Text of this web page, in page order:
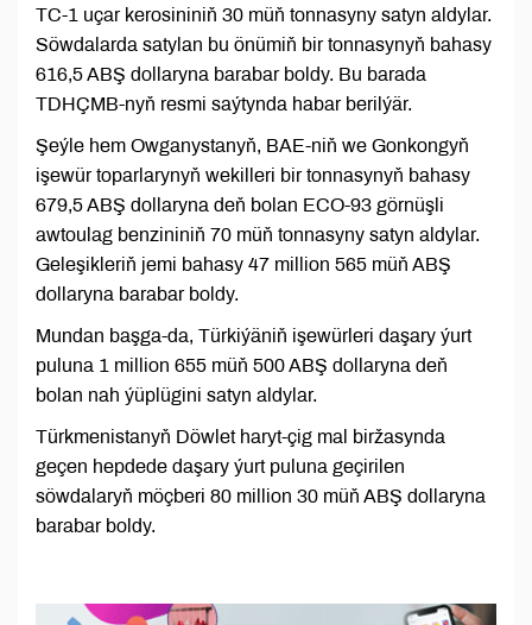
TC-1 uçar kerosininiň 30 müň tonnasyny satyn aldylar.
Söwdalarda satylan bu önümiň bir tonnasynyň bahasy
616,5 ABŞ dollaryna barabar boldy. Bu barada
TDHÇMB-nyň resmi saýtynda habar berilýär.
Şeýle hem Owganystanyň, BAE-niň we Gonkongyň
işewür toparlarynyň wekilleri bir tonnasynyň bahasy
679,5 ABŞ dollaryna deň bolan ECO-93 görnüşli
awtoulag benzininiň 70 müň tonnasyny satyn aldylar.
Geleşikleriň jemi bahasy 47 million 565 müň ABŞ
dollaryna barabar boldy.
Mundan başga-da, Türkiýäniň işewürleri daşary ýurt
puluna 1 million 655 müň 500 ABŞ dollaryna deň
bolan nah ýüplügini satyn aldylar.
Türkmenistanyň Döwlet haryt-çig mal biržasynda
geçen hepdede daşary ýurt puluna geçirilen
söwdalaryň möçberi 80 million 30 müň ABŞ dollaryna
barabar boldy.